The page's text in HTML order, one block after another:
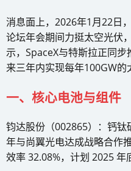
消息面上，2026年1月22日
论坛年会期间力挺太空光伏
示，SpaceX与特斯拉正同
来三年内实现每年100GW的
一、核心电池与组件
钧达股份（002865）：钙
年与尚翼光电达成战略合作
效率 32.08%，计划 2025 年